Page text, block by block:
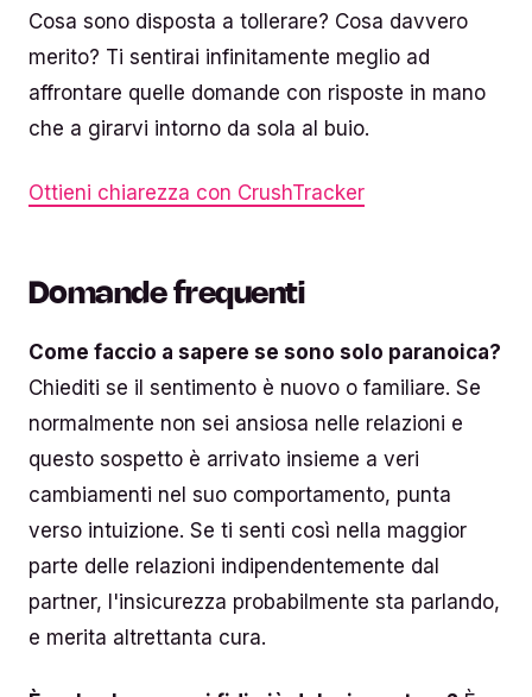
Cosa sono disposta a tollerare? Cosa davvero
merito? Ti sentirai infinitamente meglio ad
affrontare quelle domande con risposte in mano
che a girarvi intorno da sola al buio.
Ottieni chiarezza con CrushTracker
Domande frequenti
Come faccio a sapere se sono solo paranoica?
Chiediti se il sentimento è nuovo o familiare. Se
normalmente non sei ansiosa nelle relazioni e
questo sospetto è arrivato insieme a veri
cambiamenti nel suo comportamento, punta
verso intuizione. Se ti senti così nella maggior
parte delle relazioni indipendentemente dal
partner, l'insicurezza probabilmente sta parlando,
e merita altrettanta cura.